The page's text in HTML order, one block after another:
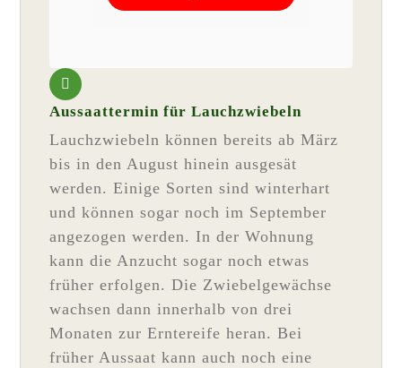
Aussaattermin für Lauchzwiebeln
Lauchzwiebeln können bereits ab März
bis in den August hinein ausgesät
werden. Einige Sorten sind winterhart
und können sogar noch im September
angezogen werden. In der Wohnung
kann die Anzucht sogar noch etwas
früher erfolgen. Die Zwiebelgewächse
wachsen dann innerhalb von drei
Monaten zur Erntereife heran. Bei
früher Aussaat kann auch noch eine